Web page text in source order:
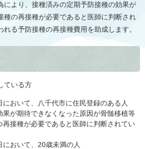
より、接種済みの定期予防接種の効果が
種の再接種が必要であると医師に判断され
る予防接種の再接種費用を助成します。
ている方
において、八千代市に住民登録のある人
果が期待できなくなった原因が骨髄移植等
再接種が必要であると医師に判断されてい
おいて、20歳未満の人